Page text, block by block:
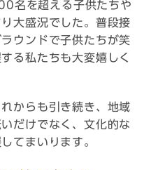
名を超える子供たちや
大盛況でした。普段接
ウンドで子供たちが笑
る私たちも大変嬉しく
からも引き続き、地域
だけでなく、文化的な
てまいります。